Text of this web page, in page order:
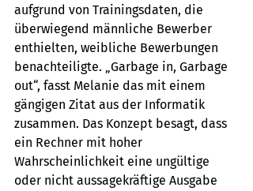
aufgrund von Trainingsdaten, die
überwiegend männliche Bewerber
enthielten, weibliche Bewerbungen
benachteiligte. „Garbage in, Garbage
out“, fasst Melanie das mit einem
gängigen Zitat aus der Informatik
zusammen. Das Konzept besagt, dass
ein Rechner mit hoher
Wahrscheinlichkeit eine ungültige
oder nicht aussagekräftige Ausgabe